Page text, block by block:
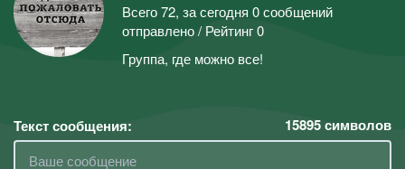
Всего 72, за сегодня 0 сообщений
отправлено / Рейтинг 0
Группа, где можно все!
Текст сообщения: 15895символов